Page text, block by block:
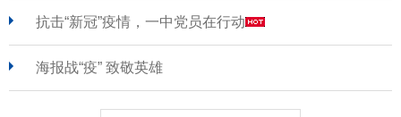
抗击“新冠”疫情，一中党员在行动
海报战“疫” 致敬英雄